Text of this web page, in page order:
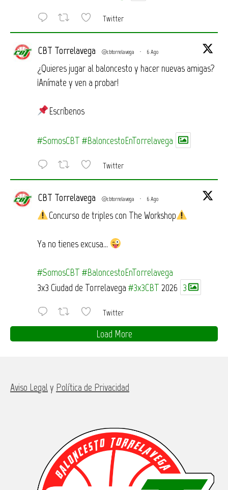
Twitter
CBT Torrelavega @cbtorrelavega · 6 Ago
¿Quieres jugar al baloncesto y hacer nuevas amigas?
¡Anímate y ven a probar!
Escríbenos
#SomosCBT #BaloncestoEnTorrelavega
Twitter
CBT Torrelavega @cbtorrelavega · 6 Ago
Concurso de triples con The Workshop
Ya no tienes excusa…
#SomosCBT #BaloncestoEnTorrelavega
3x3 Ciudad de Torrelavega#3x3CBT 2026 3
Twitter
Load More
Aviso Legaly Política de Privacidad